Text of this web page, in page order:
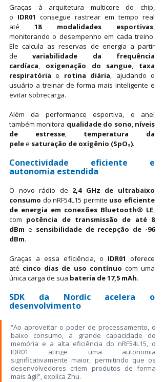
Graças à arquitetura multicore do chip,
o IDR01 consegue rastrear em tempo real
até
18 modalidades esportivas,
monitorando o desempenho em cada treino.
Ele calcula as reservas de energia a partir
de
variabilidade da frequência
cardíaca, oxigenação do sangue,
taxa
respiratória e rotina diária, ajudando o
usuário a treinar de forma mais inteligente e
evitar sobrecarga.
Além da performance esportiva, o anel
também monitora qualidade do sono, níveis
de estresse,
temperatura da
pelee saturação de oxigênio (SpO₂).
Conectividade eficiente e
autonomia estendida
O novo rádio de 2,4 GHz de ultrabaixo
consumo do nRF54L15 permite uso eficiente
de energia em conexões Bluetooth® LE,
com potência de transmissão de até 8
dBm e sensibilidade de recepção de -96
dBm.
Graças a essa eficiência, o IDR01 oferece
até cinco dias de uso contínuo com uma
única carga de sua bateria de 17,5 mAh.
SDK da Nordic acelera o
desenvolvimento
“Ao aproveitar o poder de processamento, o
baixo consumo, a grande capacidade de
memória e a alta eficiência do nRF54L15, o
IDR01 atinge uma autonomia
significativamente maior, permitindo que os
desenvolvedores criem produtos de forma
mais ágil”, explica Zhu.